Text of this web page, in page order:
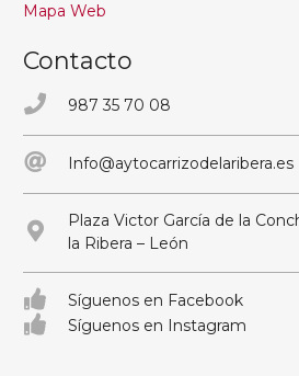
Mapa Web
Contacto
987 35 70 08
Info@aytocarrizodelaribera.es
Plaza Victor García de la
la Ribera – León
Síguenos en Facebook
Síguenos en Instagram